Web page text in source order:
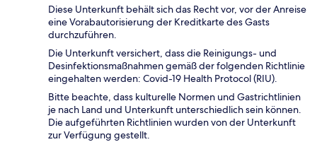
Diese Unterkunft behält sich das Recht vor, vor der Anreise
eine Vorabautorisierung der Kreditkarte des Gasts
durchzuführen.
Die Unterkunft versichert, dass die Reinigungs- und
Desinfektionsmaßnahmen gemäß der folgenden Richtlinie
eingehalten werden: Covid-19 Health Protocol (RIU).
Bitte beachte, dass kulturelle Normen und Gastrichtlinien
je nach Land und Unterkunft unterschiedlich sein können.
Die aufgeführten Richtlinien wurden von der Unterkunft
zur Verfügung gestellt.